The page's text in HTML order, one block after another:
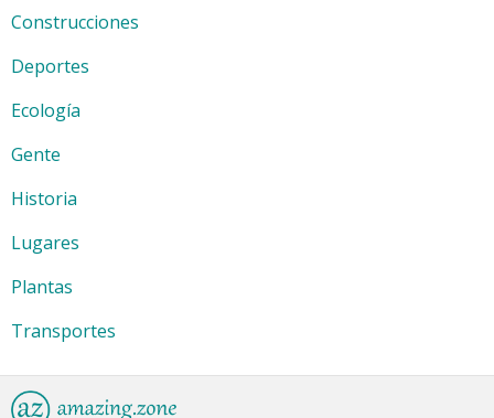
Construcciones
Deportes
Ecología
Gente
Historia
Lugares
Plantas
Transportes